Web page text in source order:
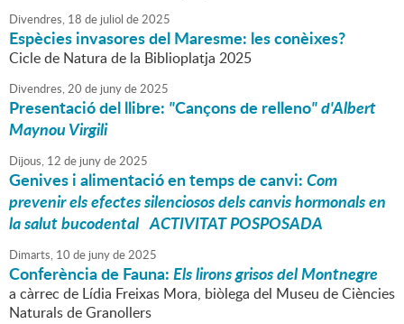
Divendres, 18 de juliol de2025
Espècies invasores del Maresme: les conèixes?
Cicle de Natura de la Biblioplatja 2025
Divendres,20 de junyde2025
Presentació del llibre: "Cançons de relleno" d'Albert
Maynou Virgili
Dijous, 12 de junyde2025
Genives i alimentació en temps de canvi:Com
prevenir els efectes silenciosos dels canvis hormonals en
la salut bucodentalACTIVITAT POSPOSADA
Dimarts, 10 de junyde2025
Conferència de Fauna:Els lirons grisos del Montnegre
a càrrec de Lídia Freixas Mora, biòlega del Museu de Ciències
Naturals de Granollers